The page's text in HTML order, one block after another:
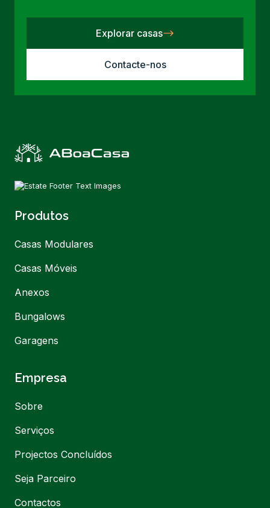
Explorar casas
Contacte-nos
Produtos
Casas Modulares
Casas Móveis
Anexos
Bungalows
Garagens
Empresa
Sobre
Serviços
Projectos Concluídos
Seja Parceiro
Contactos